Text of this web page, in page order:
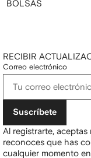
BOLSAS
RECIBIR
Correo electrónico
Suscríbete
Al registrarte,
reconoces que has
cualquier momento